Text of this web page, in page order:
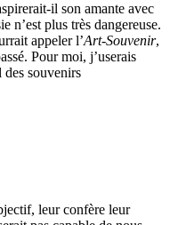
il son amante avec
n’est plus très dangereuse.
appeler l’Art-Souvenir,
Pour moi, j’userais
souvenirs
leur confère leur